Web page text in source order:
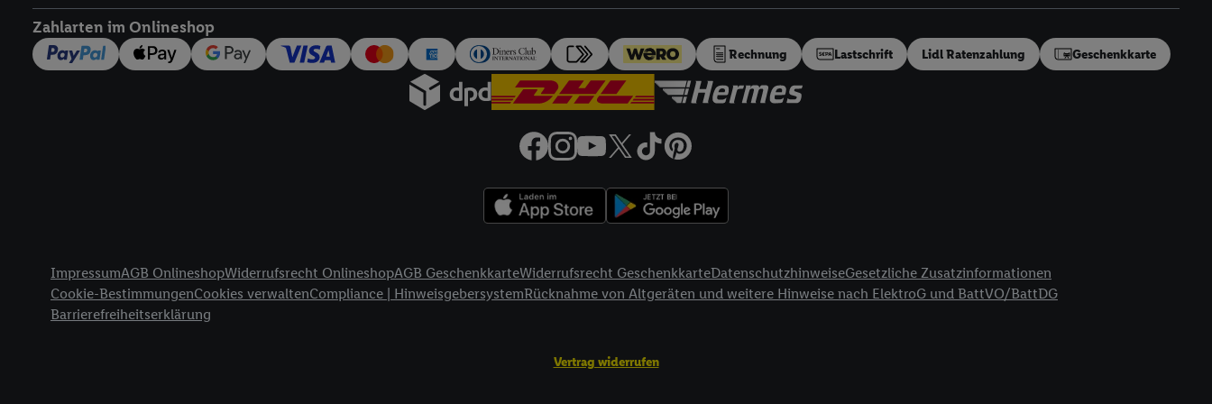
Zahlarten im Onlineshop
Rechnung Lastschrift Lidl Ratenzahlung Geschenkkarte
ImpressumAGB OnlineshopWiderrufsrecht OnlineshopAGB GeschenkkarteWiderrufsrecht GeschenkkarteDatenschutzhinweiseGesetzliche Zusatzinformationen
Cookie-BestimmungenCookies verwaltenCompliance | HinweisgebersystemRücknahme von Altgeräten und weitere Hinweise nach ElektroG und BattVO/BattDG
Barrierefreiheitserklärung
Vertrag widerrufen
widerrufen - jederzeit auch überdas Datenschutzportal von Utiq („consenthub“)oder über „Anpassen“/„Nutzung der
die Lidl-Dienste) widerrufen. Weitere Informationen finden Sie in denDatenschutzbestimmungen von Utiq.
Durch einen Klick auf „Ablehnen“ können Sie nur den Einsatz notwendiger Techniken zulassen. Durch einen Klick auf
„Zustimmen“ stimmen Sie allen Verarbeitungen zu sämtlichen vorgenannten Zwecken unter Einbindung sämtlicher
jederzeit mit Wirkung für die Zukunft zu widerrufen, finden Sie in unserenDatenschutzbestimmungen
Unter „Anpassen“ können Sie einzelne Verwendungszwecke oder Partner zulassen; das gilt auch für die
Gewährleistung der Sicherheit, Verhinderung und Aufdeckung von Betrug und Fehlerbehebung, Bereitstellung und
Verknüpfung verschiedener Endgeräte, Identifikation von Geräten anhand automatisch übermittelter Informationen,
Messung des Erfolgs von Werbekampagnen durch TTD und Nutzung der Telekommunikations-basierten Utiq-
Zugriff auf Informationen auf einem Endgerät. Entwicklung und Verbesserung der Angebote. Analyse von